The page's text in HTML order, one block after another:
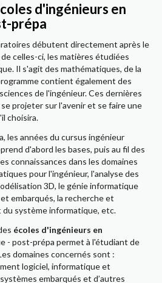
d'ingénieurs en
prépa
débutent directement après le
celles-ci, les matières étudiées
Il s'agit des mathématiques, de la
contient également des
de l'ingénieur. Ces dernières
projeter sur l'avenir et se faire une
choisira.
les années du cursus ingénieur
d'abord les bases, puis au fil des
connaissances dans les domaines
pour l'ingénieur, l'analyse des
3D, le génie informatique
embarqués, la recherche et
du système informatique, etc.
écoles d'ingénieurs en
- post-prépa permet à l'étudiant de
domaines concernés sont :
logiciel, informatique et
embarqués et d’autres